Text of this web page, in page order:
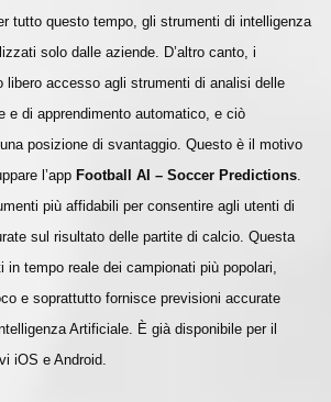
tutto questo tempo, gli strumenti di intelligenza
solo dalle aziende. D’altro canto, i
libero accesso agli strumenti di analisi delle
e di apprendimento automatico, e ciò
posizione di svantaggio. Questo è il motivo
l’app Football AI – Soccer Predictions.
più affidabili per consentire agli utenti di
sul risultato delle partite di calcio. Questa
tempo reale dei campionati più popolari,
e soprattutto fornisce previsioni accurate
Artificiale. È già disponibile per il
iOS e Android.